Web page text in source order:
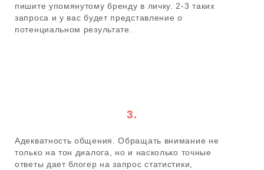
пишите упомянутому бренду в личку. 2-3 таких
запроса и у вас будет представление о
потенциальном результате.
3.
Адекватность общения. Обращать внимание не
только на тон диалога, но и насколько точные
ответы дает блогер на запрос статистики,